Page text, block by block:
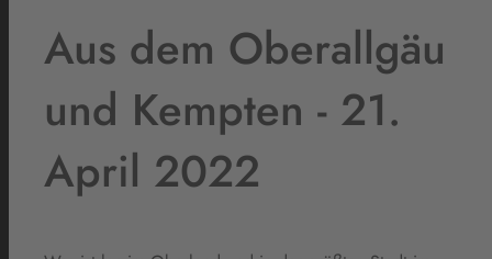
Aus dem Oberallgäu
und Kempten - 21.
April 2022